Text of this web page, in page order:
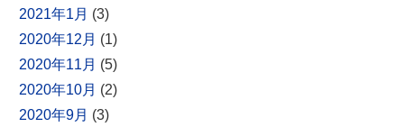
2021年1月 (3)
2020年12月 (1)
2020年11月 (5)
2020年10月 (2)
2020年9月 (3)